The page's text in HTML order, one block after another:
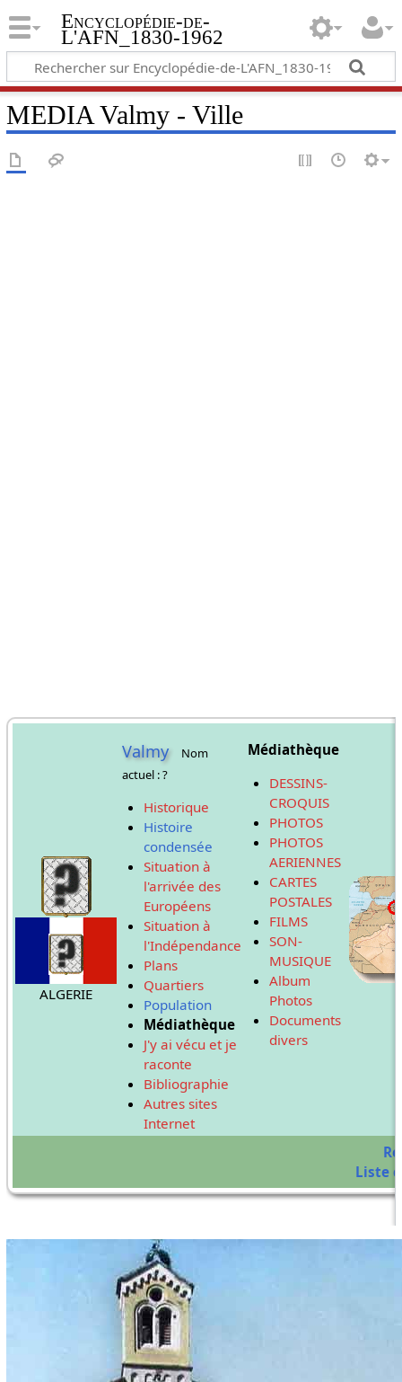
Encyclopédie-de-
L'AFN_1830-1962
MEDIA Valmy - Ville
ALGERIE
Valmy
Nom
actuel : ?
Historique
Histoire
condensée
Situation à
l'arrivée des
Européens
Situation à
l'Indépendance
Plans
Quartiers
Population
Médiathèque
J'y ai vécu et je
raconte
Bibliographie
Autres sites
Internet
Médiathèque
DESSINS-
CROQUIS
PHOTOS
PHOTOS
AERIENNES
CARTES
POSTALES
FILMS
SON-
MUSIQUE
Album
Photos
Documents
divers
Liste